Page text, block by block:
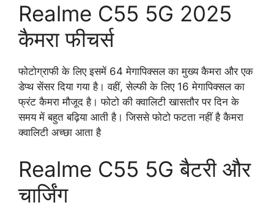
Realme C55 5G 2025
कैमरा फीचर्स
फोटोग्राफी के लिए इसमें 64 मेगापिक्सल का मुख्य कैमरा और एक
डेप्थ सेंसर दिया गया है। वहीं, सेल्फी के लिए 16 मेगापिक्सल का
फ्रंट कैमरा मौजूद है। फोटो की क्वालिटी खासतौर पर दिन के
समय में बहुत बढ़िया आती है। जिससे फोटो फटता नहीं है कैमरा
क्वालिटी अच्छा आता है
Realme C55 5G बैटरी और
चार्जिंग